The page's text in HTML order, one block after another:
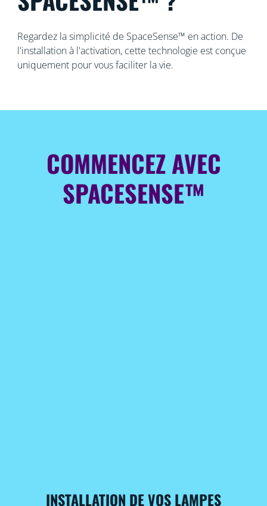
Regardez la simplicité de SpaceSense™ en action. De
l'installation à l'activation, cette technologie est conçue
uniquement pour vous faciliter la vie.
COMMENCEZ AVEC
SPACESENSE™
INSTALLATION DE VOS LAMPES